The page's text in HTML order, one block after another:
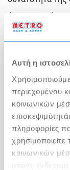
Αυτή η
περιεχομένου
κοινωνικών
πληροφορίες
κοινωνικών
οποίοι
έτσι την
ένα ποτήρι,
να υπάρχει η
4. Bραδιές
Συνεργαστείτε
τους σε ένα
εδώ είναι ότι
κανονικές.